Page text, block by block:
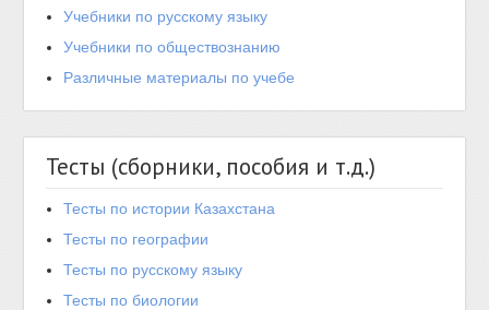
Учебники по русскому языку
Учебники по обществознанию
Различные материалы по учебе
Тесты (сборники, пособия и т.д.)
Тесты по истории Казахстана
Тесты по географии
Тесты по русскому языку
Тесты по биологии